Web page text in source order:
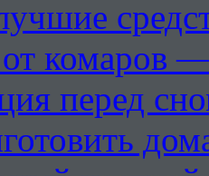
комаров
перед